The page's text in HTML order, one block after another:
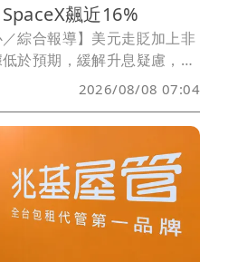
飆近16%
／綜合報導】美元走貶加上非
於預期，緩解升息疑慮，美
全部收紅，標普更締造歷史
夜盤大漲，SpaceX更狂飆
2026/08/08 07:04